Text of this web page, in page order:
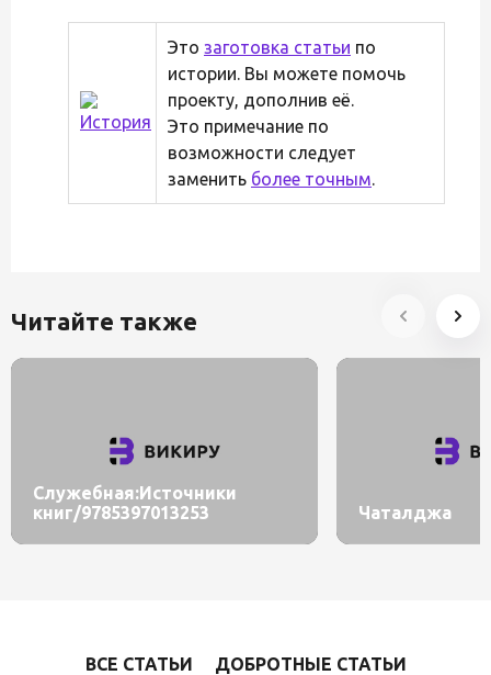
Это заготовка статьи по
истории. Вы можете помочь
проекту, дополнив её.
Это примечание по
возможности следует
заменить более точным.
Читайте также
Служебная:Источники
книг/9785397013253
Чаталджа
ВСЕ СТАТЬИ ДОБРОТНЫЕ СТАТЬИ